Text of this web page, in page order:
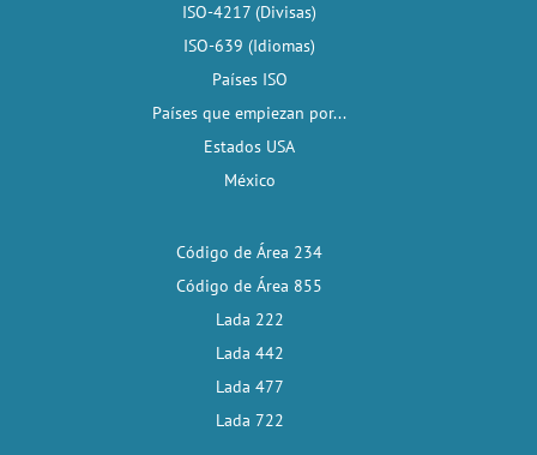
ISO-4217 (Divisas)
ISO-639 (Idiomas)
Países ISO
Países que empiezan por...
Estados USA
México
Código de Área 234
Código de Área 855
Lada 222
Lada 442
Lada 477
Lada 722